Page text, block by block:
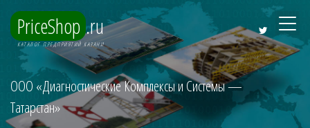
PriceShop .ru
КАТАЛОГ ПРЕДПРИЯТИЙ КАЗАНИ
ООО «Диагностические Комплексы и Системы —
Татарстан»